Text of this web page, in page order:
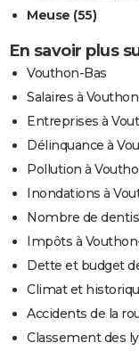
Meuse (55)
En savoir plus
Vouthon-Bas
Salaires à
Entreprises à
Délinquance à
Pollution à
Inondations à
Nombre de
Impôts à
Dette et budget
Climat et
Accidents de la
Classement des